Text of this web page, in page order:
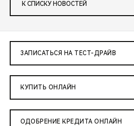
К СПИСКУ НОВОСТЕЙ
ЗАПИСАТЬСЯ НА ТЕСТ-ДРАЙВ
КУПИТЬ ОНЛАЙН
ОДОБРЕНИЕ КРЕДИТА ОНЛАЙН